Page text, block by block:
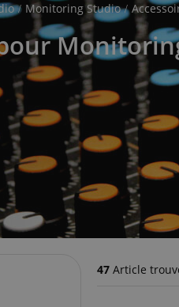
Monitoring Studio
47 Article